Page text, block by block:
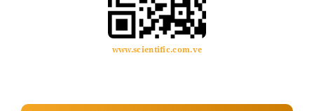
www.scientific.com.ve